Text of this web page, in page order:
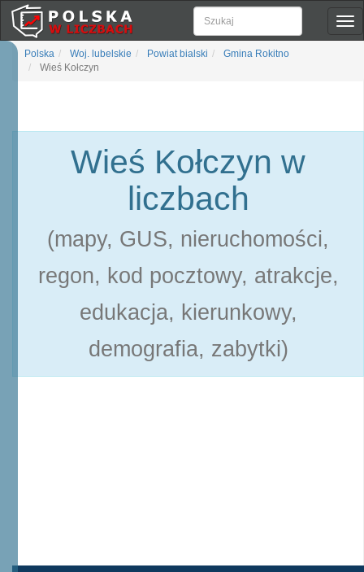
Polska Woj. lubelskie Powiat bialski
Gmina Rokitno
Wieś Kołczyn
Wieś Kołczyn w
liczbach
(mapy, GUS, nieruchomości,
regon, kod pocztowy, atrakcje,
edukacja, kierunkowy,
demografia, zabytki)